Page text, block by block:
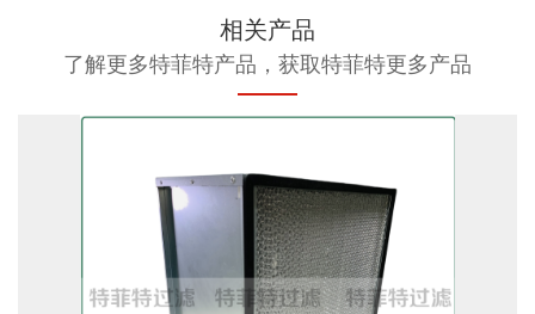
相关产品
了解更多特菲特产品，获取特菲特更多产品